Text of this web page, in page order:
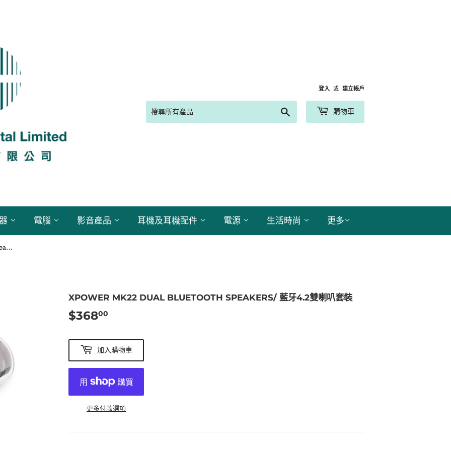
登入 或 建立帳戶
購物車
電腦 影音產品 耳機及耳機配件 電源 生活時尚 更多
XPower MK22 Dual Bluetooth Speakers/ 藍牙4.2雙喇叭套裝
XPOWER MK22 DUAL BLUETOOTH SPEAKERS/ 藍牙4.2雙喇叭套裝
$36800
加入購物車
更多付款選項